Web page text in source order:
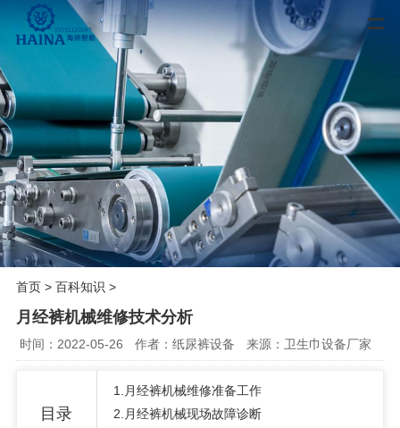
首页> 百科知识 >
月经裤机械维修技术分析
时间：2022-05-26 作者：纸尿裤设备 来源：卫生巾设备厂家
目录
1.月经裤机械维修准备工作
2.月经裤机械现场故障诊断